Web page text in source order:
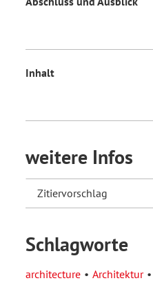
Inhalt
weitere Infos
Zitiervorschlag
Schlagworte
architecture Architektur